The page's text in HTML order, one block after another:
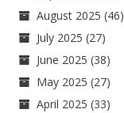
August 2025 (46)
July 2025 (27)
June 2025 (38)
May 2025 (27)
April 2025 (33)